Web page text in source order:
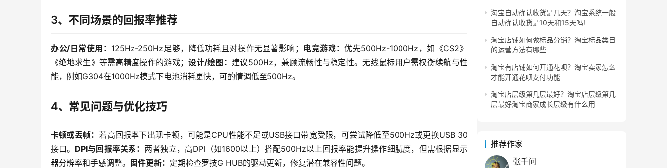
3、不同场景的回报率推荐
办公/日常使用： 125Hz-250Hz足够，降低功耗且对操作无显著影响； 电竞游戏：优先500Hz-1000Hz，如《CS2》
《绝地求生》等需高精度操作的游戏； 设计/绘图： 建议500Hz，兼顾流畅性与稳定性。无线鼠标用户需权衡续航与性
能，例如G304在1000Hz模式下电池消耗更快，可酌情调低至500Hz。
4、常见问题与优化技巧
卡顿或丢帧：若高回报率下出现卡顿，可能是CPU性能不足或USB接口带宽受限，可尝试降低至500Hz或更换USB 30
接口。 DPI与回报率关系： 两者独立，高DPI（如1600以上）搭配500Hz以上回报率能提升操作细腻度，但需根据显示
器分辨率和手感调整。
固件更新： 定期检查罗技G HUB的驱动更新，修复潜在兼容性问题。
淘宝自动确认收货是几天？淘宝系统一般
自动确认收货是10天和15天吗!
淘宝店铺如何做标品分销？淘宝标品类目
的运营方法有哪些
淘宝有店铺如何开通花呗？淘宝卖家怎么
才能开通花呗支付功能
淘宝店层级第几层最好？淘宝店层级第几
层最好淘宝商家成长层级有什么用
推荐作家
张千问